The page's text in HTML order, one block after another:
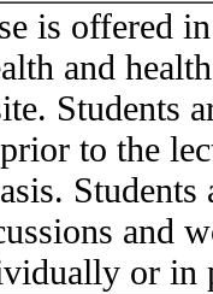
is offered
and
Students
to the
Students
and
or in